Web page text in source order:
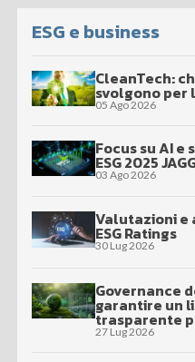
ESG e business
CleanTech:
svolgono per
05 Ago 2026
Focus su AI
ESG 2025
03 Ago 2026
Valutazioni e
ESG Ratings
30 Lug 2026
Governance
garantire un
trasparente
27 Lug 2026